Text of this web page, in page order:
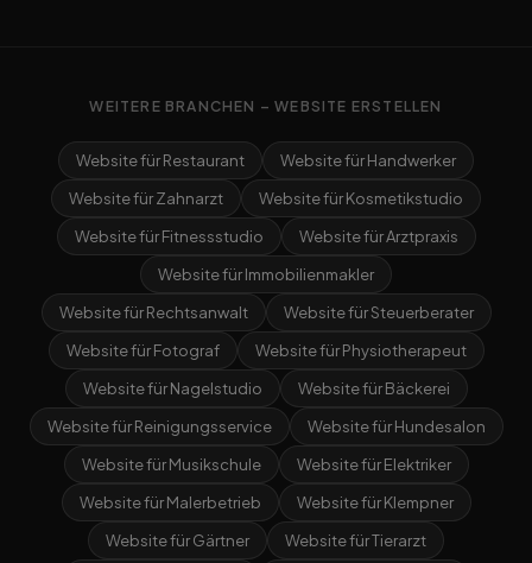
WEITERE BRANCHEN – WEBSITE ERSTELLEN
Website für Restaurant
Website für Handwerker
Website für Zahnarzt
Website für Kosmetikstudio
Website für Fitnessstudio
Website für Arztpraxis
Website für Immobilienmakler
Website für Rechtsanwalt
Website für Steuerberater
Website für Fotograf
Website für Physiotherapeut
Website für Nagelstudio
Website für Bäckerei
Website für Reinigungsservice
Website für Hundesalon
Website für Musikschule
Website für Elektriker
Website für Malerbetrieb
Website für Klempner
Website für Gärtner
Website für Tierarzt